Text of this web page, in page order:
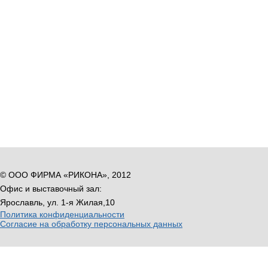
© ООО ФИРМА «РИКОНА», 2012
Офис и выставочный зал:
Ярославль, ул. 1-я Жилая,10
Политика конфиденциальности
Согласие на обработку персональных данных